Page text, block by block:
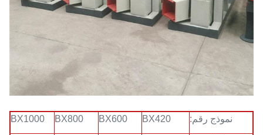
نموذج رقم: BX420
BX600
BX800
BX1000